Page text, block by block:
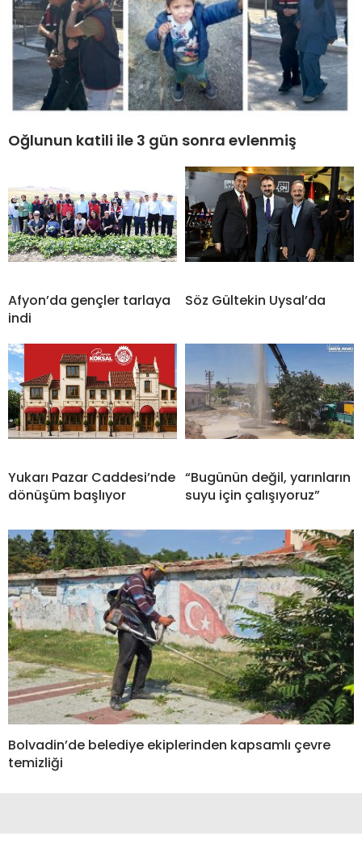
Oğlunun katili ile 3 gün sonra evlenmiş
Afyon’da gençler tarlaya
indi
Söz Gültekin Uysal’da
Yukarı Pazar Caddesi’nde
dönüşüm başlıyor
“Bugünün değil, yarınların
suyu için çalışıyoruz”
Bolvadin’de belediye ekiplerinden kapsamlı çevre
temizliği